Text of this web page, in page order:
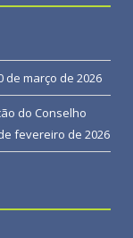
de março de 2026
do Conselho
fevereiro de 2026